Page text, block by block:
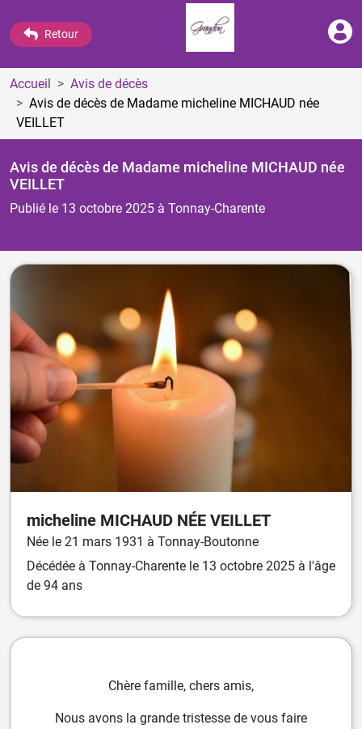
Retour
Accueil
Avis de décès
Avis de décès de Madame micheline MICHAUD née
VEILLET
Avis de décès de Madame micheline MICHAUD née
VEILLET
Publié le 13 octobre 2025 à Tonnay-Charente
micheline MICHAUD NÉE VEILLET
Née le 21 mars 1931 à Tonnay-Boutonne
Décédée à Tonnay-Charente le 13 octobre 2025 à l'âge
de 94 ans
Chère famille, chers amis,
Nous avons la grande tristesse de vous faire